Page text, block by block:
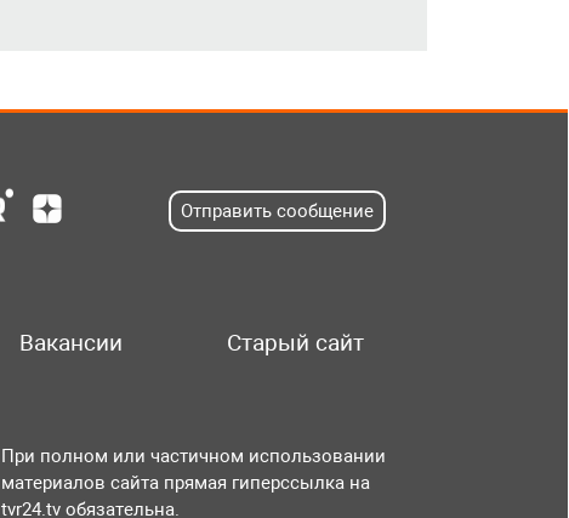
Отправить сообщение
Вакансии Старый сайт
При полном или частичном использовании
материалов сайта прямая гиперссылка на
tvr24.tv обязательна.